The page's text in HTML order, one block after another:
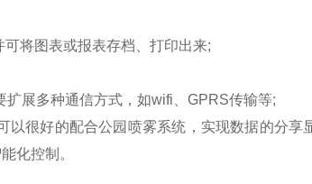
将图表或报表存档、打印出来;
展多种通信方式，如wifi、GPRS传输等;
好的配合公园喷雾系统，实现数据的分享
化控制。